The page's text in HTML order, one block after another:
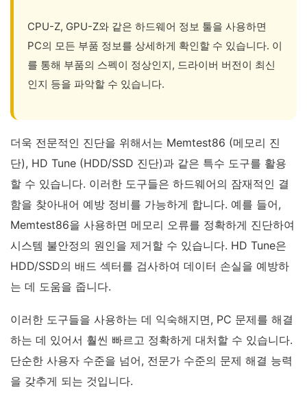
CPU-Z, GPU-Z와 같은 하드웨어 정보 툴을 사용하면
PC의 모든 부품 정보를 상세하게 확인할 수 있습니다. 이
를 통해 부품의 스펙이 정상인지, 드라이버 버전이 최신
인지 등을 파악할 수 있습니다.
더욱 전문적인 진단을 위해서는 Memtest86 (메모리 진
단), HD Tune (HDD/SSD 진단)과 같은 특수 도구를 활용
할 수 있습니다. 이러한 도구들은 하드웨어의 잠재적인 결
함을 찾아내어 예방 정비를 가능하게 합니다. 예를 들어,
Memtest86을 사용하면 메모리 오류를 정확하게 진단하여
시스템 불안정의 원인을 제거할 수 있습니다. HD Tune은
HDD/SSD의 배드 섹터를 검사하여 데이터 손실을 예방하
는 데 도움을 줍니다.
이러한 도구들을 사용하는 데 익숙해지면, PC 문제를 해결
하는 데 있어서 훨씬 빠르고 정확하게 대처할 수 있습니다.
단순한 사용자 수준을 넘어, 전문가 수준의 문제 해결 능력
을 갖추게 되는 것입니다.